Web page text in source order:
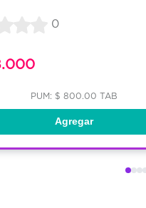
0
PUM: $ 800.00 TAB
Agregar